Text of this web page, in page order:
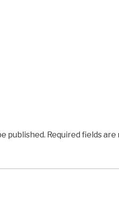
published. Required fields are